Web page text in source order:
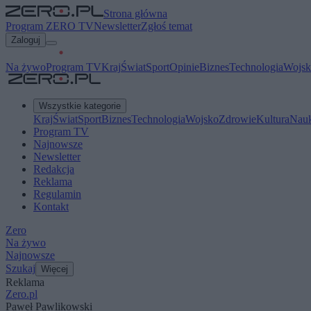
Strona główna
Program ZERO TVNewsletterZgłoś temat
Zaloguj
Na żywoProgram TVKrajŚwiatSportOpinieBiznesTechnologia
Wszystkie kategorie
KrajŚwiatSportBiznesTechnologiaWojskoZdrowieKultura
Program TV
Najnowsze
Newsletter
Redakcja
Reklama
Regulamin
Kontakt
Zero
Na żywo
Najnowsze
Szukaj Więcej
Reklama
Zero.pl
Paweł Pawlikowski